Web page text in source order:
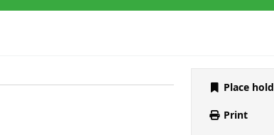
Place hold
Print